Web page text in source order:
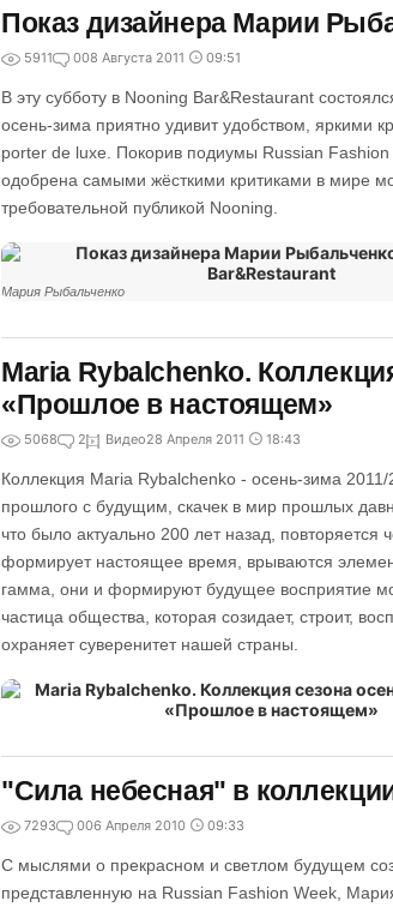
Показ дизайнера Марии
5911 008 Августа 2011 09:51
В эту субботу в Nooning Bar&Restaurant
осень-зима приятно удивит удобством, яркими
porter de luxe. Покорив подиумы Russian
одобрена самыми жёсткими критиками в мире
требовательной публикой Nooning.
Мария Рыбальченко
Maria Rybalchenko.
«Прошлое в настоящем»
5068 2 Видео28 Апреля 2011 18:43
Коллекция Maria Rybalchenko - осень-зима
прошлого с будущим, скачек в мир прошлых
что было актуально 200 лет назад, повторяется
формирует настоящее время, врываются
гамма, они и формируют будущее восприятие
частица общества, которая созидает, строит,
охраняет суверенитет нашей страны.
"Сила небесная" в
7293 006 Апреля 2010 09:33
С мыслями о прекрасном и светлом будущем
представленную на Russian Fashion Week,